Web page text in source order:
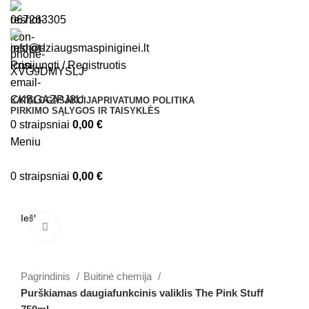
067263305
info@dziaugsmaspiniginei.lt
Prisijungti / Registruotis
KATALOGASAKCIJAPRIVATUMO POLITIKA
PIRKIMO SĄLYGOS IR TAISYKLĖS
0 straipsniai 0,00 €
Meniu
0 straipsniai 0,00 €
Pagrindinis
Buitinė chemija
Purškiamas daugiafunkcinis valiklis The Pink Stuff